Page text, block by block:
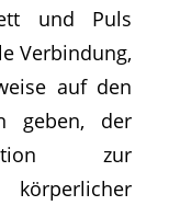
und Puls
Verbindung,
auf den
geben, der
zur